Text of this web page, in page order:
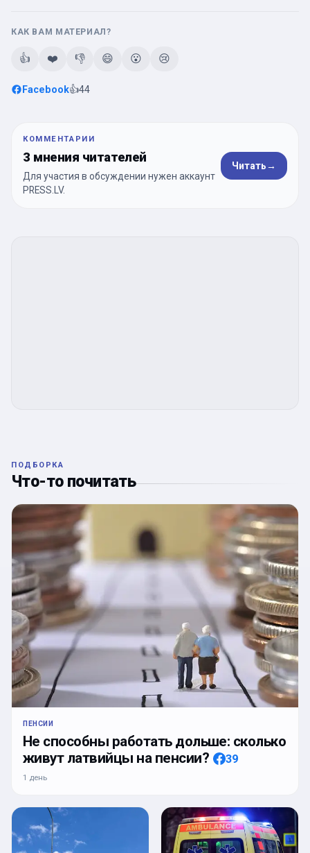
КАК ВАМ МАТЕРИАЛ?
👍 ❤️ 👎 😄 😮 😢
Facebook👍44
КОММЕНТАРИИ
3 мнения читателей
Для участия в обсуждении нужен аккаунт
PRESS.LV.
Читать→
ПОДБОРКА
Что-то почитать
ПЕНСИИ
Не способны работать дольше: сколько
живут латвийцы на пенсии?
39
1 день